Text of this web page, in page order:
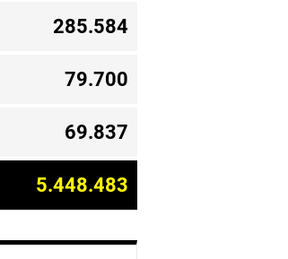
285.584
79.700
69.837
5.448.483